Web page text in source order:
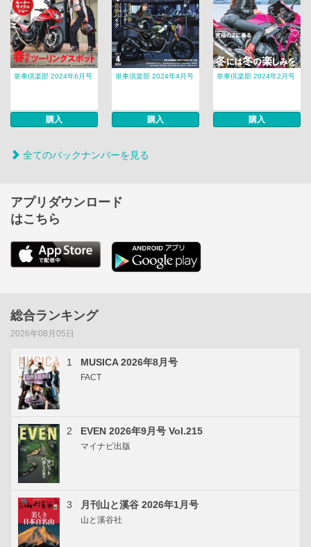
単車倶楽部 2024年6月号
購入
単車倶楽部 2024年4月号
購入
単車倶楽部 2024年2月号
購入
全てのバックナンバーを見る
アプリダウンロード
はこちら
総合ランキング
2026年08月05日
1 MUSICA 2026年8月号
FACT
2 EVEN 2026年9月号 Vol.215
マイナビ出版
3 月刊山と溪谷 2026年1月号
山と溪谷社